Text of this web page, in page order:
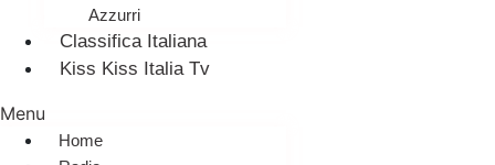
Azzurri
Classifica Italiana
Kiss Kiss Italia Tv
Menu
Home